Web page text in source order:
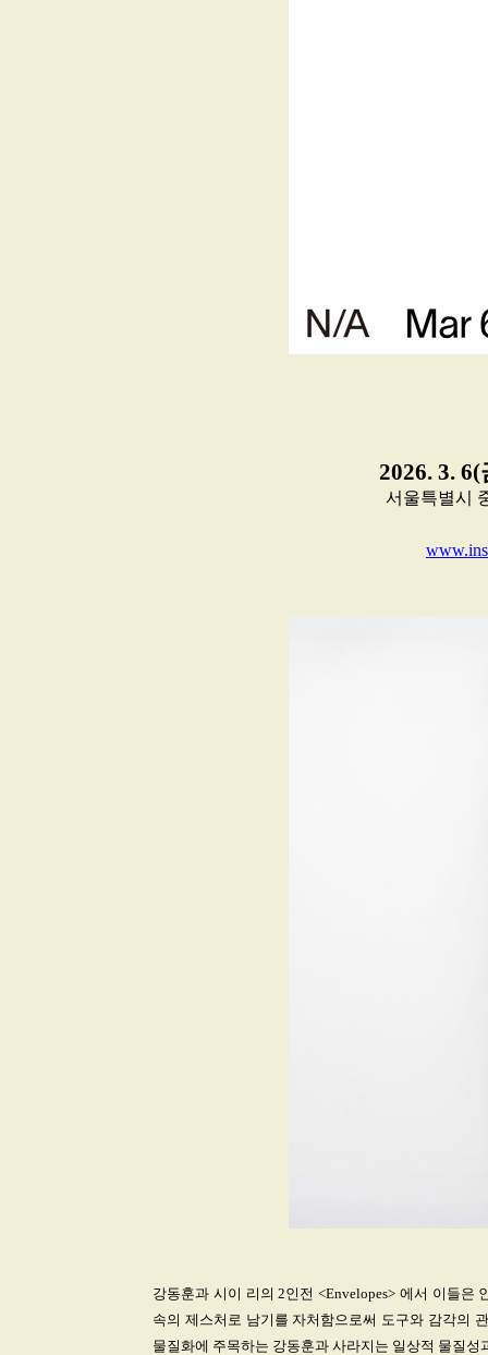
2026. 3.
서울특별시
강동훈과 시이 리의 2인전 <Envelopes> 에서 이들
속의 제스처로 남기를 자처함으로써 도구와 감각의
물질화에 주목하는 강동훈과 사라지는 일상적 물질